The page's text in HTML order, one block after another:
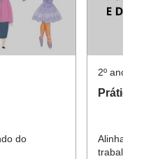
do
2º ano •
Alinhado
trabalho.